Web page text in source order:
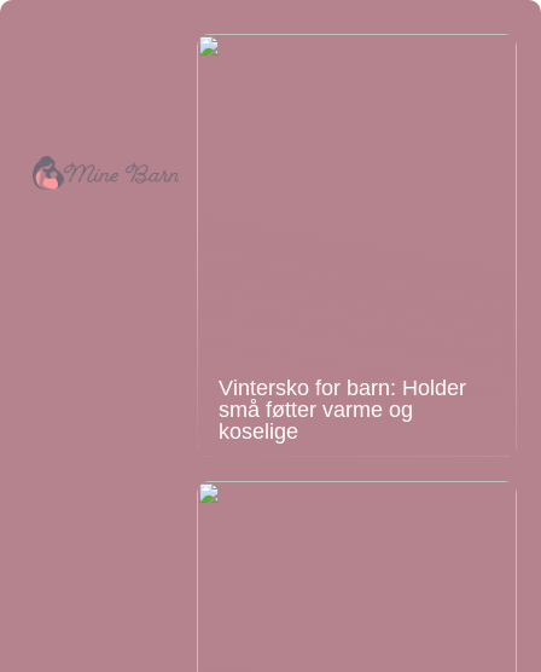
Vintersko for barn: Holder
små føtter varme og
koselige